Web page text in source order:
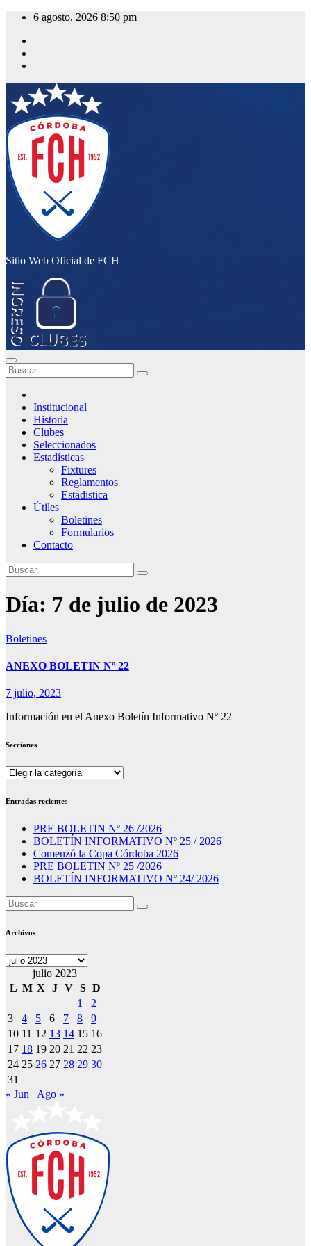
Saltar
contenido
6 agosto, 2026 8:50 pm
Sitio Web Oficial de FCH
Institucional
Historia
Clubes
Seleccionados
Estadísticas
Fixtures
Reglamentos
Estadistica
Útiles
Boletines
Formularios
Contacto
Día: 7 de julio de 2023
Boletines
ANEXO BOLETIN Nº 22
7 julio, 2023
Información en el Anexo Boletín Informativo Nº 22
Secciones
Secciones
Entradas recientes
PRE BOLETIN Nº 26 /2026
BOLETÍN INFORMATIVO Nº 25 / 2026
Comenzó la Copa Córdoba 2026
PRE BOLETIN Nº 25 /2026
BOLETÍN INFORMATIVO Nº 24/ 2026
Archivos
Archivos
julio 2023
L M X J V S D
1
2
3
4 5 6 7 8
9
10 11 12 13 14 15 16
17 18 19 20 21 22 23
24 25 26 27 28 29 30
31
« Jun
Ago »